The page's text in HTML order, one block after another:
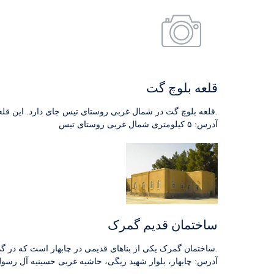
قلعه بلوچ گت
قلعه بلوچ گت در شمال غربی روستای تیس جای دارد. این قلعه بر بالای کوه بلندی قرار گرفته‌است. از قلعه تنها دیوار قلعه و یک برج دیده‏ بانی باقی مانده است.
آدرس: ۵ کیلومتری شمال غربی روستای تیس
ساختمان قدیم گمرک
آدرس: چابهار، بلوار شهید ریگی، حاشیه غربی حسینیه آل